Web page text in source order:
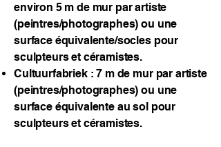
environ 5 m de mur par artiste
(peintres/photographes) ou une
surface équivalente/socles pour
sculpteurs et céramistes.
Cultuurfabriek : 7 m de mur par artiste
(peintres/photographes) ou une
surface équivalente au sol pour
sculpteurs et céramistes.